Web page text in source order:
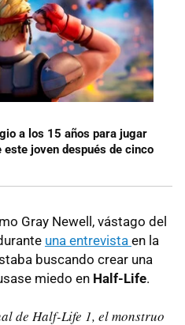
a los 15 años para jugar
este joven después de cinco
Gray Newell, vástago del
una entrevista en la
buscando crear una
miedo en Half-Life.
de Half-Life 1, el monstruo